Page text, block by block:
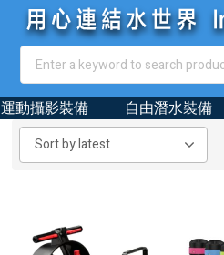
運動攝影裝備 自由潛水裝備